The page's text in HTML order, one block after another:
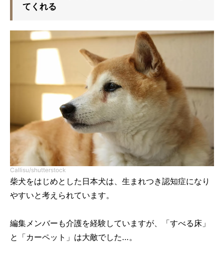
てくれる
Callisu/shutterstock
柴犬をはじめとした日本犬は、生まれつき認知症になり
やすいと考えられています。
編集メンバーも介護を経験していますが、「すべる床」
と「カーペット」は大敵でした…。